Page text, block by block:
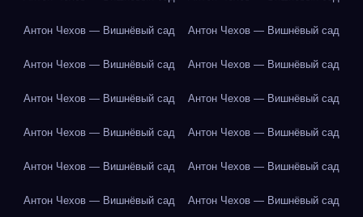
Антон Чехов — Вишнёвый сад Антон Чехов — Вишнёвый сад
Антон Чехов — Вишнёвый сад Антон Чехов — Вишнёвый сад
Антон Чехов — Вишнёвый сад Антон Чехов — Вишнёвый сад
Антон Чехов — Вишнёвый сад Антон Чехов — Вишнёвый сад
Антон Чехов — Вишнёвый сад Антон Чехов — Вишнёвый сад
Антон Чехов — Вишнёвый сад Антон Чехов — Вишнёвый сад